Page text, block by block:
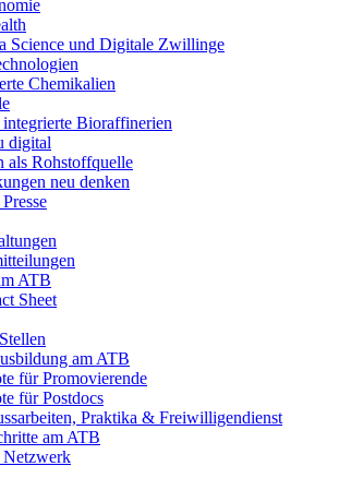
Science und Digitale Zwillinge
Chemikalien
integrierte Bioraffinerien
digital
als Rohstoffquelle
neu denken
ATB
Sheet
am ATB
für Promovierende
für Postdocs
Praktika & Freiwilligendienst
am ATB